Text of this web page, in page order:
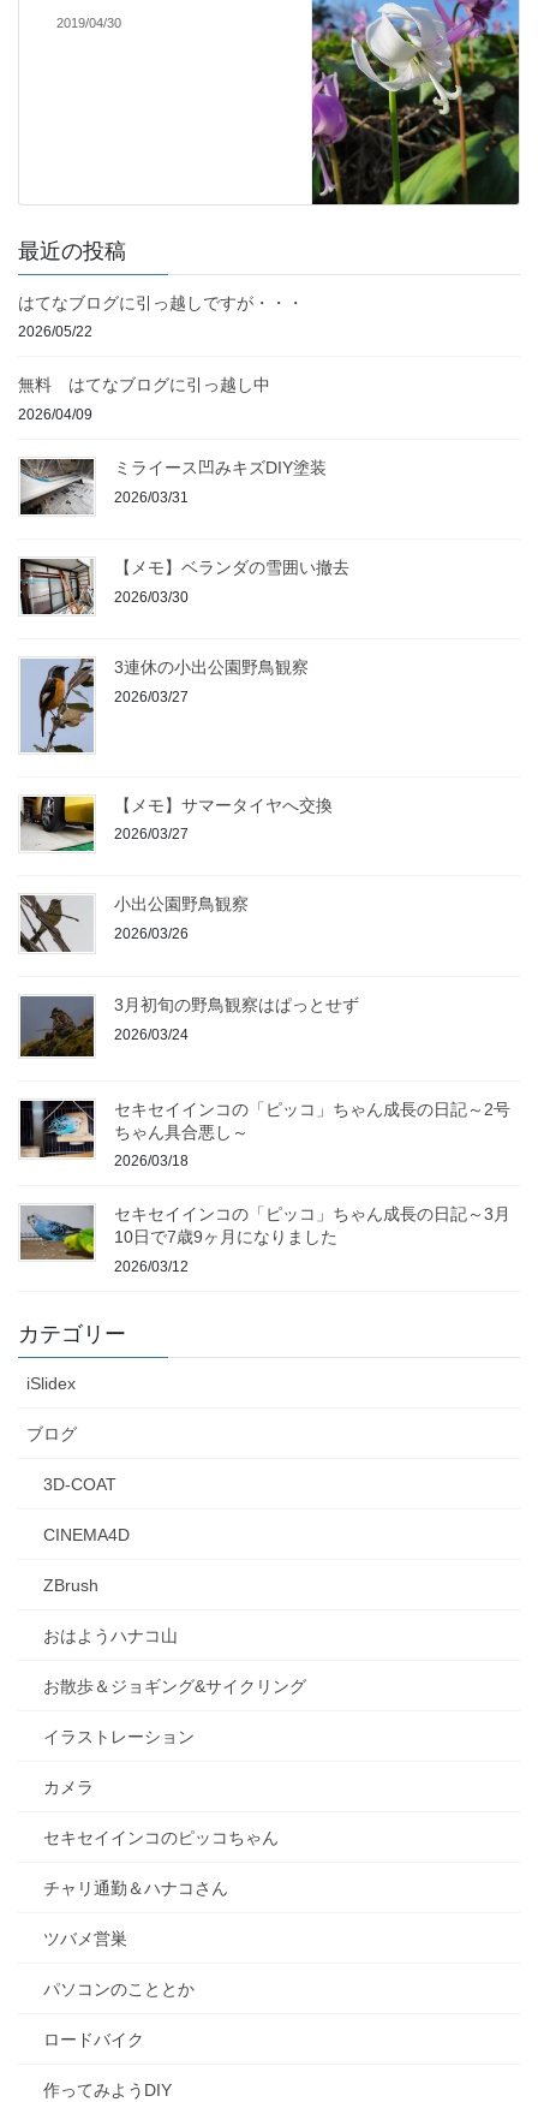
2019/04/30
最近の投稿
はてなブログに引っ越しですが・・・
2026/05/22
無料 はてなブログに引っ越し中
2026/04/09
ミライース凹みキズDIY塗装
2026/03/31
【メモ】ベランダの雪囲い撤去
2026/03/30
3連休の小出公園野鳥観察
2026/03/27
【メモ】サマータイヤへ交換
2026/03/27
小出公園野鳥観察
2026/03/26
3月初旬の野鳥観察はぱっとせず
2026/03/24
セキセイインコの「ピッコ」ちゃん成長の日記～2号
ちゃん具合悪し～
2026/03/18
セキセイインコの「ピッコ」ちゃん成長の日記～3月
10日で7歳9ヶ月になりました
2026/03/12
カテゴリー
iSlidex
ブログ
3D-COAT
CINEMA4D
ZBrush
おはようハナコ山
お散歩＆ジョギング&サイクリング
イラストレーション
カメラ
セキセイインコのピッコちゃん
チャリ通勤＆ハナコさん
ツバメ営巣
パソコンのこととか
ロードバイク
作ってみようDIY